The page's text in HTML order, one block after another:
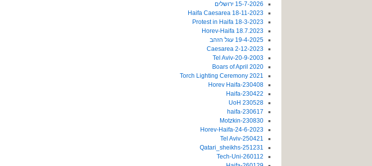
15-7-2026 ירושלים
18-11-2023 Haifa Caesarea
18-3-2023 Protest in Haifa
18.7.2023 Horev-Haifa
19-4-2025 עגל הזהב
2-12-2023 Caesarea
20-9-2003-Tel Aviv
2020 Boars of April
2021 Torch Lighting Ceremony
230408-Horev Haifa
230422-Haifa
230528 UoH
230617-haifa
230830-Motzkin
24-6-2023-Horev-Haifa
250421-Tel Aviv
251231-Qatari_sheikhs
260112-Tech-Uni